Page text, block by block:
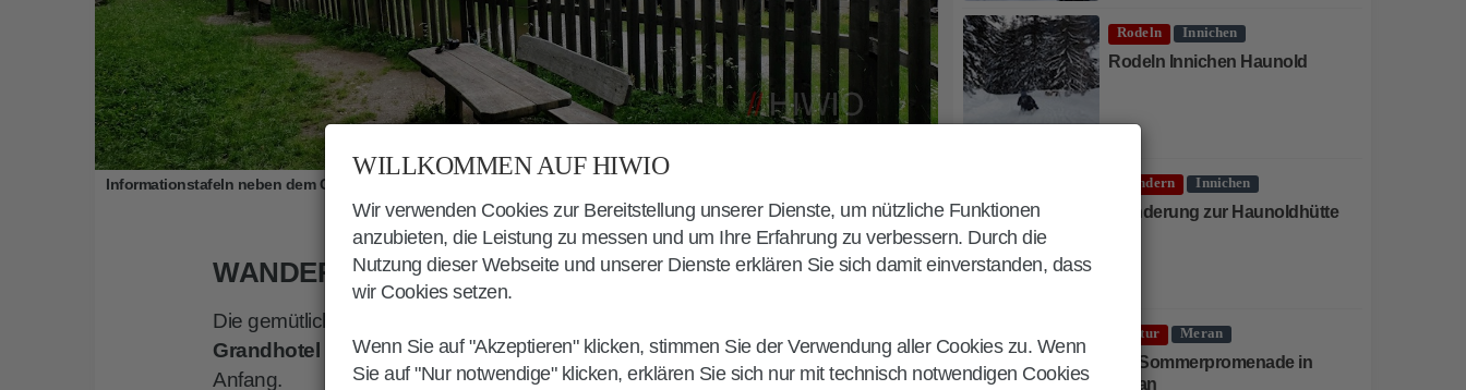
Informationstafeln neben dem Grandhotel
WANDERUNG WILDBAD INNICHEN
Die gemütliche Wanderung von
Grandhotel Wildbad nimmt am Parkplatz desHaunoldliftesihren
Anfang.
Rodeln Innichen
Rodeln Innichen Haunold
Wandern Innichen
Wanderung zur Haunoldhütte
Kultur Meran
Die Sommerpromenade in
Meran
WILLKOMMEN AUF HIWIO
Wir verwenden Cookies zur Bereitstellung unserer Dienste, um nützliche Funktionen
anzubieten, die Leistung zu messen und um Ihre Erfahrung zu verbessern. Durch die
Nutzung dieser Webseite und unserer Dienste erklären Sie sich damit einverstanden, dass
wir Cookies setzen.
Wenn Sie auf "Akzeptieren" klicken, stimmen Sie der Verwendung aller Cookies zu. Wenn
Sie auf "Nur notwendige" klicken, erklären Sie sich nur mit technisch notwendigen Cookies